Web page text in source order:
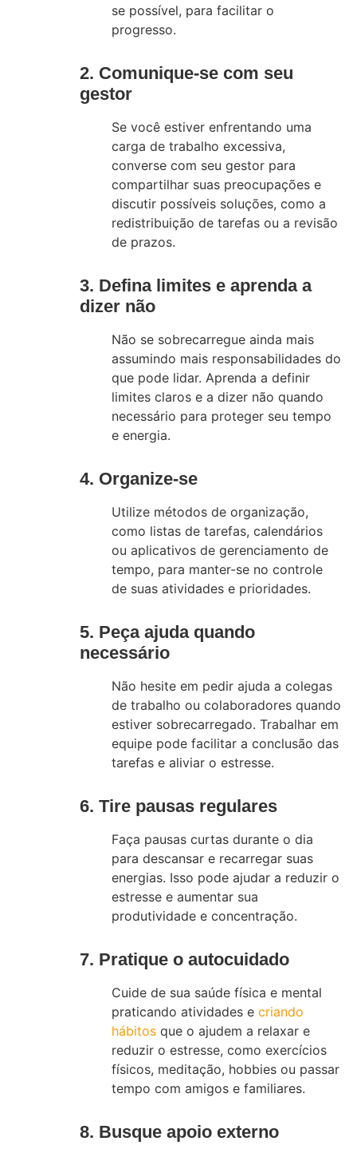
se possível, para facilitar o
progresso.
2. Comunique-se com seu
gestor
Se você estiver enfrentando uma
carga de trabalho excessiva,
converse com seu gestor para
compartilhar suas preocupações e
discutir possíveis soluções, como a
redistribuição de tarefas ou a revisão
de prazos.
3. Defina limites e aprenda a
dizer não
Não se sobrecarregue ainda mais
assumindo mais responsabilidades do
que pode lidar. Aprenda a definir
limites claros e a dizer não quando
necessário para proteger seu tempo
e energia.
4. Organize-se
Utilize métodos de organização,
como listas de tarefas, calendários
ou aplicativos de gerenciamento de
tempo, para manter-se no controle
de suas atividades e prioridades.
5. Peça ajuda quando
necessário
Não hesite em pedir ajuda a colegas
de trabalho ou colaboradores quando
estiver sobrecarregado. Trabalhar em
equipe pode facilitar a conclusão das
tarefas e aliviar o estresse.
6. Tire pausas regulares
Faça pausas curtas durante o dia
para descansar e recarregar suas
energias. Isso pode ajudar a reduzir o
estresse e aumentar sua
produtividade e concentração.
7. Pratique o autocuidado
Cuide de sua saúde física e mental
praticando atividades e criando
hábitos que o ajudem a relaxar e
reduzir o estresse, como exercícios
físicos, meditação, hobbies ou passar
tempo com amigos e familiares.
8. Busque apoio externo